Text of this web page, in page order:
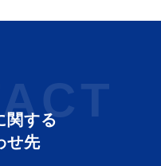
電子申請
関する
せ先